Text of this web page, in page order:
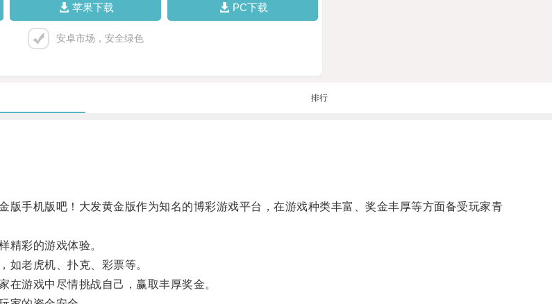
苹果下载 PC下载
安卓市场，安全绿色
排行
手机版吧！大发黄金版作为知名的博彩游戏平台，在游戏种类丰富、奖金丰厚等方面备受玩家青
彩的游戏体验。
老虎机、扑克、彩票等。
游戏中尽情挑战自己，赢取丰厚奖金。